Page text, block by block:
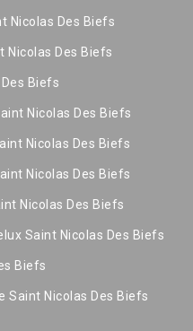
Nicolas Des Biefs
Nicolas Des Biefs
Biefs
Nicolas Des Biefs
Nicolas Des Biefs
Nicolas Des Biefs
Nicolas Des Biefs
Saint Nicolas Des Biefs
Biefs
Saint Nicolas Des Biefs